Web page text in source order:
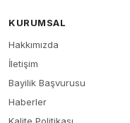
KURUMSAL
Hakkımızda
İletişim
Bayilik Başvurusu
Haberler